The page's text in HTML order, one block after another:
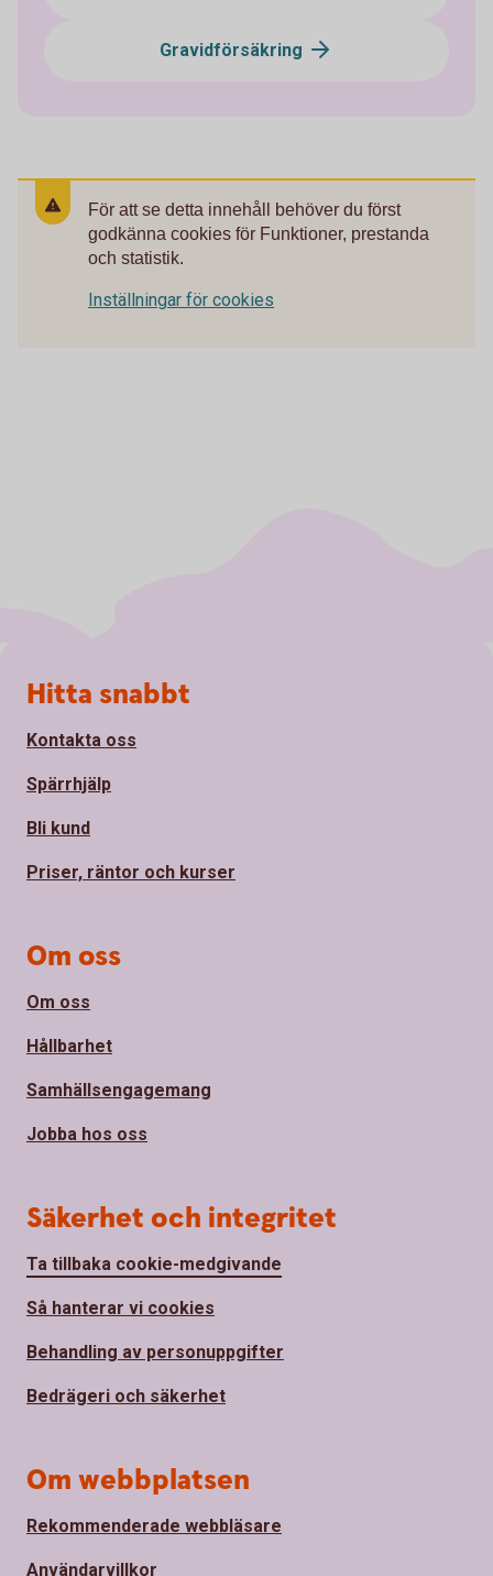
Gravidförsäkring
För att se detta innehåll behöver du först
godkänna cookies för Funktioner, prestanda
och statistik.
Inställningar för cookies
Sidfot
Hitta snabbt
Kontakta oss
Spärrhjälp
Bli kund
Priser, räntor och kurser
Om oss
Om oss
Hållbarhet
Samhällsengagemang
Jobba hos oss
Säkerhet och integritet
Ta tillbaka cookie-medgivande
Så hanterar vi cookies
Behandling av personuppgifter
Bedrägeri och säkerhet
Om webbplatsen
Rekommenderade webbläsare
Användarvillkor